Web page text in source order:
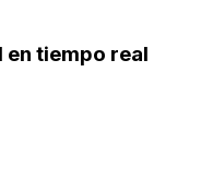
en tiempo real